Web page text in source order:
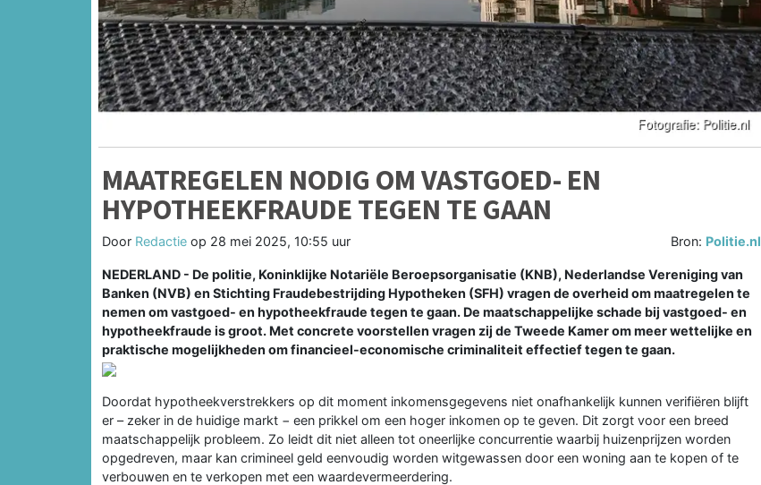
MAATREGELEN NODIG OM VASTGOED- EN
HYPOTHEEKFRAUDE TEGEN TE GAAN
Door Redactie op 28 mei 2025, 10:55 uur Bron: Politie.nl
NEDERLAND - De politie, Koninklijke Notariële Beroepsorganisatie (KNB), Nederlandse Vereniging van
Banken (NVB) en Stichting Fraudebestrijding Hypotheken (SFH) vragen de overheid om maatregelen te
nemen om vastgoed- en hypotheekfraude tegen te gaan. De maatschappelijke schade bij vastgoed- en
hypotheekfraude is groot. Met concrete voorstellen vragen zij de Tweede Kamer om meer wettelijke en
praktische mogelijkheden om financieel-economische criminaliteit effectief tegen te gaan.
Doordat hypotheekverstrekkers op dit moment inkomensgegevens niet onafhankelijk kunnen verifiëren blijft
er – zeker in de huidige markt − een prikkel om een hoger inkomen op te geven. Dit zorgt voor een breed
maatschappelijk probleem. Zo leidt dit niet alleen tot oneerlijke concurrentie waarbij huizenprijzen worden
opgedreven, maar kan crimineel geld eenvoudig worden witgewassen door een woning aan te kopen of te
verbouwen en te verkopen met een waardevermeerdering.